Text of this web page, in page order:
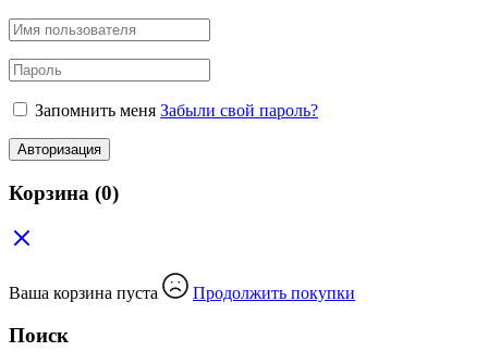
Запомнить меня Забыли свой пароль?
Авторизация
Корзина (0)
Ваша корзина пуста Продолжить покупки
Поиск